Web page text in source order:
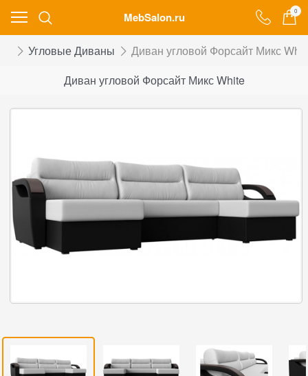
MebSalon.ru 0
Угловые Диваны
Диван угловой Форсайт Микс
Диван угловой Форсайт Микс White